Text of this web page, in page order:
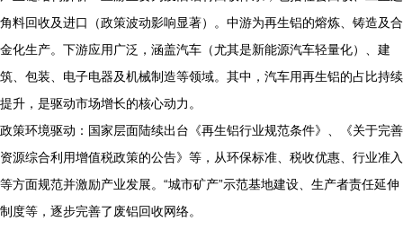
角料回收及进口（政策波动影响显著）。中游为再生铝的熔炼、铸造及合
金化生产。下游应用广泛，涵盖汽车（尤其是新能源汽车轻量化）、建
筑、包装、电子电器及机械制造等领域。其中，汽车用再生铝的占比持续
提升，是驱动市场增长的核心动力。
政策环境驱动：国家层面陆续出台《再生铝行业规范条件》、《关于完善
资源综合利用增值税政策的公告》等，从环保标准、税收优惠、行业准入
等方面规范并激励产业发展。“城市矿产”示范基地建设、生产者责任延伸
制度等，逐步完善了废铝回收网络。